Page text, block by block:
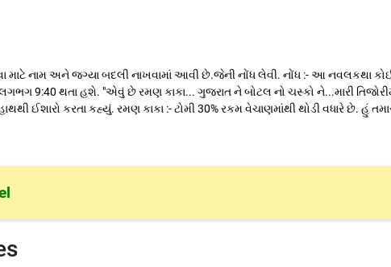
નામ અને જગ્યા બદલી નાખવામાં આવી છે.જેની નોંધ લેવી. નોંધ :- આ નવલકથા
9:40 થતા હશે. "એવું છે રમણ કાકા... ગુજરાત ને બોટલ નો ચસ્કો ને...મારી
ઈશારો કરતા કહ્યું. રમણ કાકા :- ટોમી 30% રકમ વેચાણમાંથી થોડી વધારે છે. હું